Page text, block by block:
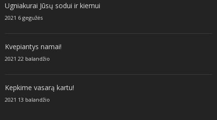
Ugniakurai Jūsų sodui ir kiemui
2021 6 gegužės
Kvepiantys namai!
2021 22 balandžio
Kepkime vasarą kartu!
2021 13 balandžio